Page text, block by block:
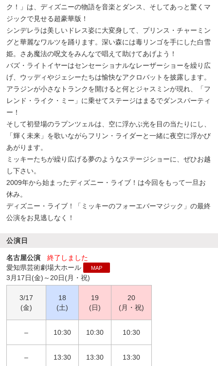
ク！」は、ディズニーの物語を音楽とダンス、そしてあっと驚くマ
ジックで見せる超豪華版！
シンデレラは美しいドレス姿に大変身して、プリンス・チャーミン
グと華麗なワルツを踊ります。深い森には毒リンゴを手にした白雪
姫。さあ魔法の呪文をみんなで唱えて助けてあげよう！
バズ・ライトイヤーはセンセーショナルなレーザーショーを繰り広
げ、ウッディやジェシーたちは愉快なアクロバットを披露します。
アラジンが小さなトランクを開けると何とジャスミンが現れ、「フ
レンド・ライク・ミー」に乗せてステージはまるでダンスパーティ
ー！
そして初登場のラプンツェルは、空に浮かぶ光を目の当たりにし、
「輝く未来」を歌いながらフリン・ライダーと一緒に夜空に浮かび
あがります。
ミッキーたちが繰り広げる夢のようなステージショーに、ぜひお越
し下さい。
2009年から始まったディズニー・ライブ！は今回をもって一旦お
休み。
ディズニー・ライブ！「ミッキーのフォーエバーマジック」の最終
公演をお見逃しなく！
公演日
名古屋公演終了しました
愛知県芸術劇場大ホール
MAP
3月17日(金)～20日(月・祝)
3/17
(金)
18
(土)
19
(日)
20
(月・祝)
– 10:30 10:30 10:30
– 13:30 13:30 13:30